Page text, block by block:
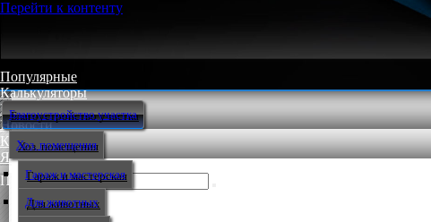
Перейти к контенту
Популярные
Калькуляторы
Мастер-классы
Новости
Контакт
Языки
Поиск:
Благоустройство участка
Хоз. помещения
Гараж и мастерская
Для животных